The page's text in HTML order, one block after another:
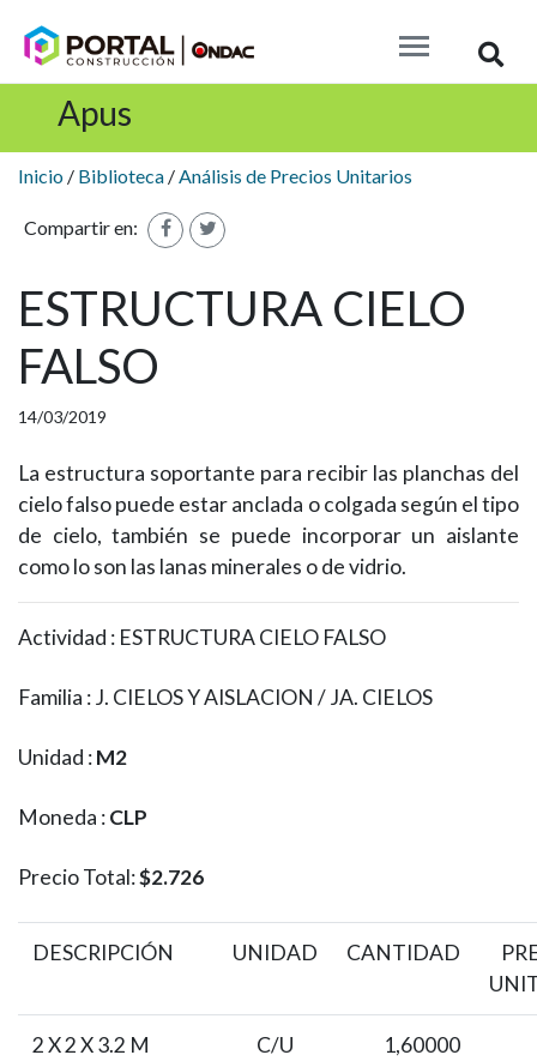
Apus
Inicio / Biblioteca /Análisis de Precios Unitarios
Compartir en:
ESTRUCTURA CIELO
FALSO
14/03/2019
La estructura soportante para recibir las planchas del
cielo falso puede estar anclada o colgada según el tipo
de cielo, también se puede incorporar un aislante
como lo son las lanas minerales o de vidrio.
Actividad : ESTRUCTURA CIELO FALSO
Familia : J. CIELOS Y AISLACION / JA. CIELOS
Unidad :M2
Moneda :CLP
Precio Total:$2.726
DESCRIPCIÓN UNIDAD CANTIDAD
2 X 2 X 3.2 M
C/U 1,60000